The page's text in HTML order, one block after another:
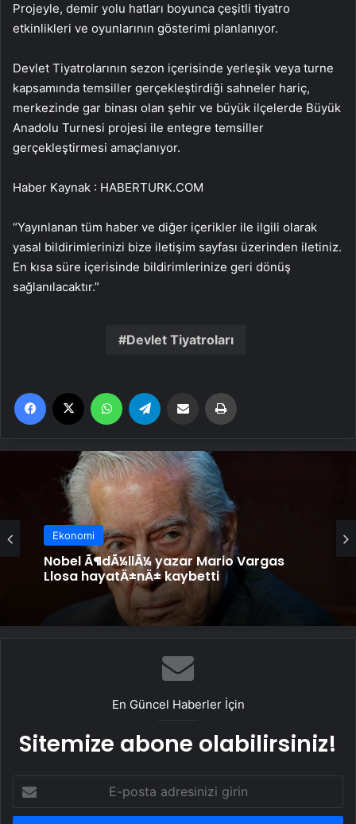
Projeyle, demir yolu hatları boyunca çeşitli tiyatro
etkinlikleri ve oyunlarının gösterimi planlanıyor.
Devlet Tiyatrolarının sezon içerisinde yerleşik veya turne
kapsamında temsiller gerçekleştirdiği sahneler hariç,
merkezinde gar binası olan şehir ve büyük ilçelerde Büyük
Anadolu Turnesi projesi ile entegre temsiller
gerçekleştirmesi amaçlanıyor.
Haber Kaynak : HABERTURK.COM
“Yayınlanan tüm haber ve diğer içerikler ile ilgili olarak
yasal bildirimlerinizi bize iletişim sayfası üzerinden iletiniz.
En kısa süre içerisinde bildirimlerinize geri dönüş
sağlanılacaktır.”
Devlet Tiyatroları
Facebook WhatsApp Email'den paylaş
Ekonomi
Nobel Ã¶dÃ¼llÃ¼ yazar Mario Vargas
Llosa hayatÄ±nÄ± kaybetti
En Güncel Haberler İçin
Sitemize abone olabilirsiniz!
posta
adresinizi